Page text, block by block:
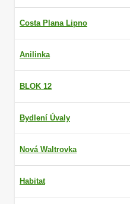
Costa Plana Lipno
Anilinka
BLOK 12
Bydlení Úvaly
Nová Waltrovka
Habitat